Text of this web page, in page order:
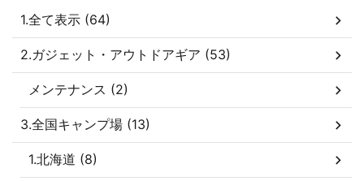
1.全て表示 (64)
2.ガジェット・アウトドアギア (53)
メンテナンス (2)
3.全国キャンプ場 (13)
1.北海道 (8)